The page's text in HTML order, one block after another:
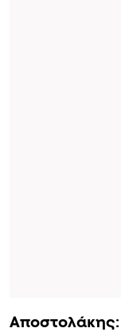
Αποστολάκης: